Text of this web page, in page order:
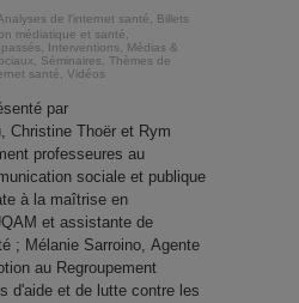
de l'internet santé, Billets
médiatique et santé,
, Interventions, Médias &
, Séminaires, Thèmes de
santé, Vidéos
par
Christine Thoër et Rym
professeures au
sociale et publique
à la maîtrise en
et assistante de
; Mélanie Sarroino, Agente
au Regroupement
d'aide et de lutte contre les